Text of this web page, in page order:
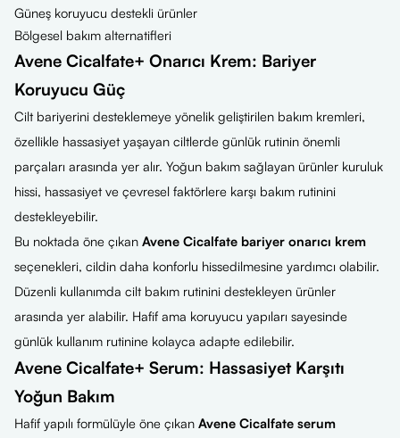
Güneş koruyucu destekli ürünler
Bölgesel bakım alternatifleri
Avene Cicalfate+ Onarıcı Krem: Bariyer
Koruyucu Güç
Cilt bariyerini desteklemeye yönelik geliştirilen bakım kremleri,
özellikle hassasiyet yaşayan ciltlerde günlük rutinin önemli
parçaları arasında yer alır. Yoğun bakım sağlayan ürünler kuruluk
hissi, hassasiyet ve çevresel faktörlere karşı bakım rutinini
destekleyebilir.
Bu noktada öne çıkan Avene Cicalfate bariyer onarıcı krem
seçenekleri, cildin daha konforlu hissedilmesine yardımcı olabilir.
Düzenli kullanımda cilt bakım rutinini destekleyen ürünler
arasında yer alabilir. Hafif ama koruyucu yapıları sayesinde
günlük kullanım rutinine kolayca adapte edilebilir.
Avene Cicalfate+ Serum: Hassasiyet Karşıtı
Yoğun Bakım
Hafif yapılı formülüyle öne çıkan Avene Cicalfate serum